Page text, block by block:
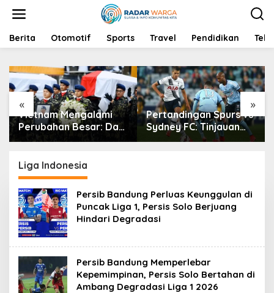
t
Berita Otomotif Sports Travel Pendidikan
« »
Vietnam Mengalami
Perubahan Besar: Dari
Kecelakaan Jembatan
Bagi Para Veteran
Pertandingan Spurs vs
Sydney FC: Tinjauan
Komprehensif atas
Liga Indonesia
Persib Bandung Perluas Keunggulan di
Puncak Liga 1, Persis Solo Berjuang
Hindari Degradasi
Persib Bandung Memperlebar
Kepemimpinan, Persis Solo Bertahan di
Ambang Degradasi Liga 1 2026